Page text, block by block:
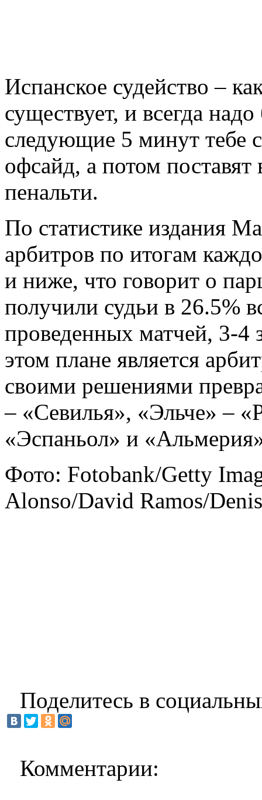
Испанское судейство –
существует, и всегда
следующие 5 минут тебе
офсайд, а потом
пенальти.
По статистике издания
арбитров по итогам
и ниже, что говорит о
получили судьи в 26.5%
проведенных матчей, 3-4
этом плане является
своими решениями
– «Севилья», «Эльче» –
«Эспаньол» и
Фото: Fotobank/Getty
Alonso/David Ramos/
Поделитесь в
Комментарии: